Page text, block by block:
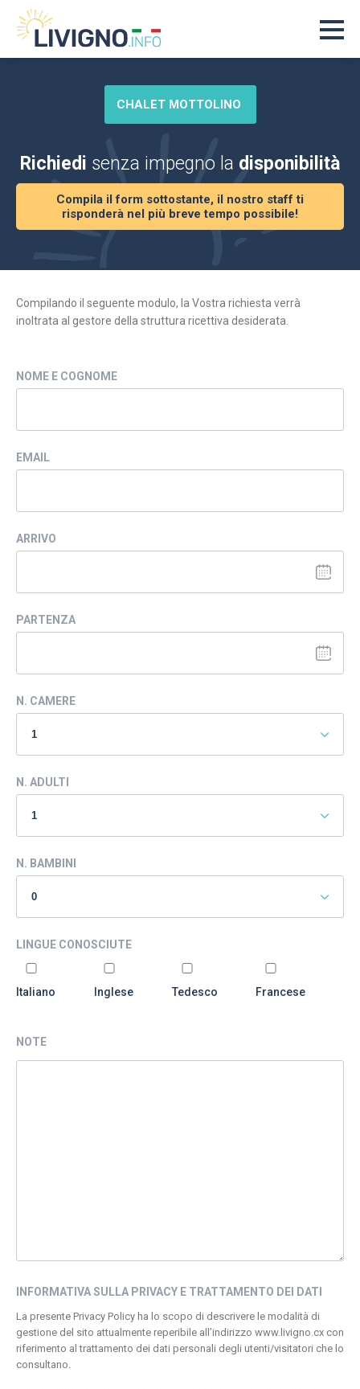
CHALET MOTTOLINO
Richiedi senza impegno la disponibilità
Compila il form sottostante, il nostro staff ti
risponderà nel più breve tempo possibile!
Compilando il seguente modulo, la Vostra richiesta verrà
inoltrata al gestore della struttura ricettiva desiderata.
NOME E COGNOME
EMAIL
ARRIVO
PARTENZA
N. CAMERE
N. ADULTI
N. BAMBINI
LINGUE CONOSCIUTE
Italiano Inglese Tedesco Francese
NOTE
INFORMATIVA SULLA PRIVACY E TRATTAMENTO DEI DATI
La presente Privacy Policy ha lo scopo di descrivere le modalità di
gestione del sito attualmente reperibile all’indirizzo www.livigno.cx con
riferimento al trattamento dei dati personali degli utenti/visitatori che lo
consultano.